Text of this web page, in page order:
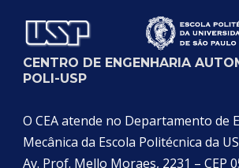
CENTRO DE ENGENHARIA
POLI-USP
O CEA atende no Departamento de
Mecânica da Escola Politécnica da
Av. Prof. Mello Moraes, 2231 – CEP